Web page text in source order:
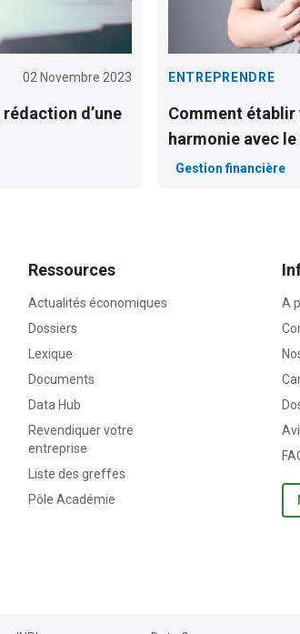
02 Novembre 2023
d’une
ENTREPRENDRE
Comment établir
harmonie avec
Gestion financière
Ressources
Actualités économiques
Dossiers
Lexique
Documents
Data Hub
Revendiquer votre
entreprise
Liste des greffes
Pôle Académie
A